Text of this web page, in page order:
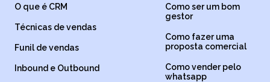
O que é CRM
Técnicas de vendas
Funil de vendas
Inbound e Outbound
Como ser um bom
gestor
Como fazer uma
proposta comercial
Como vender pelo
whatsapp